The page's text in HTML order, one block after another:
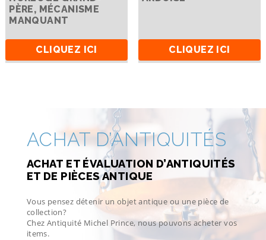
PÈRE, MÉCANISME
MANQUANT
CLIQUEZ ICI CLIQUEZ ICI
ACHAT D’ANTIQUITÉS
ACHAT ET ÉVALUATION D’ANTIQUITÉS
ET DE PIÈCES ANTIQUE
Vous pensez détenir un objet antique ou une pièce de
collection?
Chez Antiquité Michel Prince, nous pouvons acheter vos
items.